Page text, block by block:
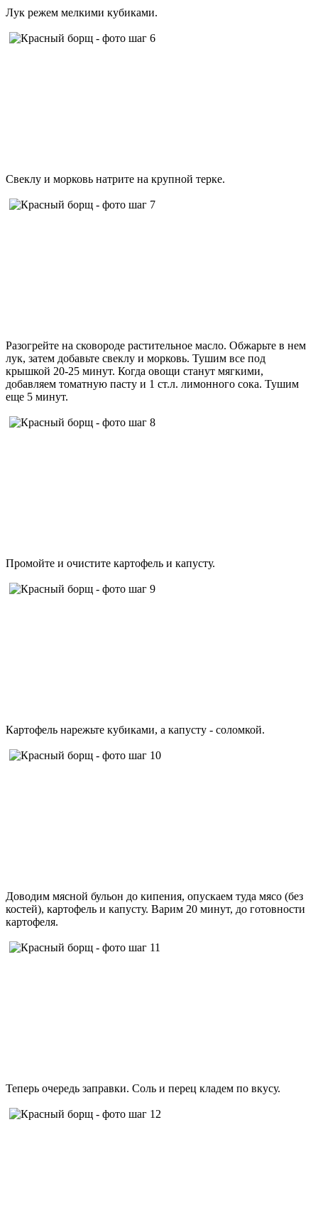
Лук режем мелкими кубиками.
Свеклу и морковь натрите на крупной терке.
Разогрейте на сковороде растительное масло. Обжарьте в нем
лук, затем добавьте свеклу и морковь. Тушим все под
крышкой 20-25 минут. Когда овощи станут мягкими,
добавляем томатную пасту и 1 ст.л. лимонного сока. Тушим
еще 5 минут.
Промойте и очистите картофель и капусту.
Картофель нарежьте кубиками, а капусту - соломкой.
Доводим мясной бульон до кипения, опускаем туда мясо (без
костей), картофель и капусту. Варим 20 минут, до готовности
картофеля.
Теперь очередь заправки. Соль и перец кладем по вкусу.